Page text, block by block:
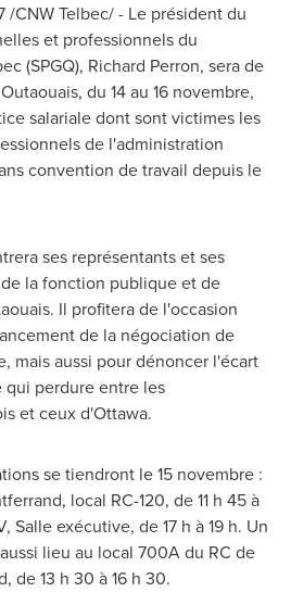
/CNW Telbec/ - Le président du
et professionnels du
(SPGQ), Richard Perron, sera de
du 14 au 16 novembre,
salariale dont sont victimes les
de l'administration
convention de travail depuis le
ses représentants et ses
la fonction publique et de
Il profitera de l'occasion
de la négociation de
mais aussi pour dénoncer l'écart
perdure entre les
et ceux d'Ottawa.
se tiendront le 15 novembre :
local RC-120, de 11 h 45 à
Salle exécutive, de 17 h à 19 h. Un
lieu au local 700A du RC de
de 13 h 30 à 16 h 30.